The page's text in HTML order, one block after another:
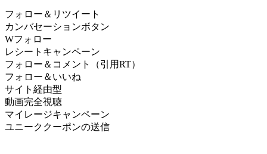
フォロー＆リツイート
カンバセーションボタン
Wフォロー
レシートキャンペーン
フォロー＆コメント（引用RT）
フォロー＆いいね
サイト経由型
動画完全視聴
マイレージキャンペーン
ユニーククーポンの送信